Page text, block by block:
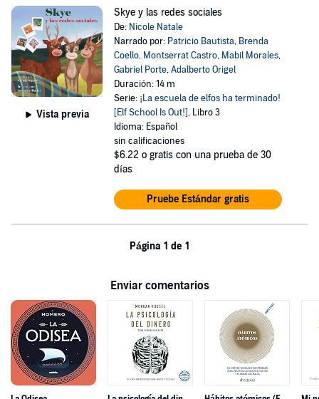
Vista previa
Skye y las redes sociales
De: Nicole Natale
Narrado por: Patricio Bautista, Brenda
Coello, Montserrat Castro, Mabil Morales,
Gabriel Porte,Adalberto Origel
Duración: 14 m
Serie: ¡La escuela de elfos ha terminado!
[Elf School Is Out!], Libro 3
Idioma: Español
sin calificaciones
$6.22 o gratis con una prueba de 30
días
Pruebe Estándar gratis
Página 1 de 1
Enviar comentarios